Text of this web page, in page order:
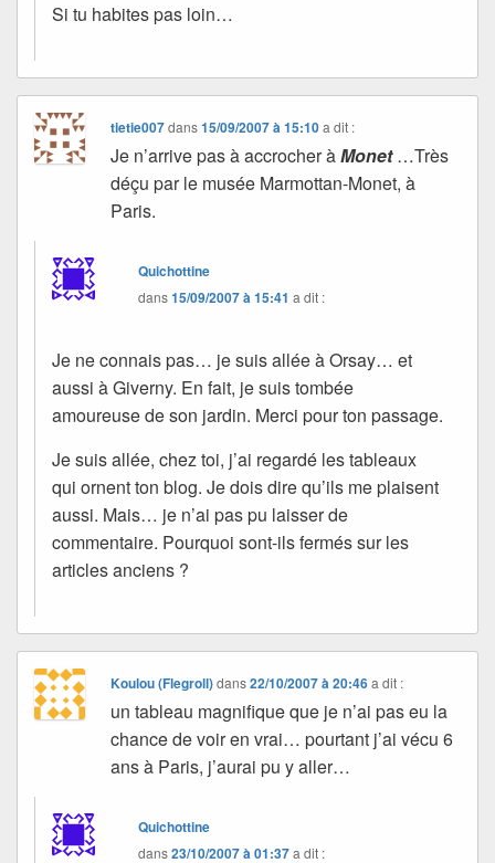
Si tu habites pas loin…
tietie007dans15/09/2007 à 15:10 a dit :
Je n’arrive pas à accrocher àMonet…Très
déçu par le musée Marmottan-Monet, à
Paris.
Quichottine
dans15/09/2007 à 15:41 a dit :
Je ne connais pas… je suis allée à Orsay… et
aussi à Giverny. En fait, je suis tombée
amoureuse de son jardin. Merci pour ton passage.
Je suis allée, chez toi, j’ai regardé les tableaux
qui ornent ton blog. Je dois dire qu’ils me plaisent
aussi. Mais… je n’ai pas pu laisser de
commentaire. Pourquoi sont-ils fermés sur les
articles anciens ?
Koulou (Flegroll)dans22/10/2007 à 20:46 a dit :
un tableau magnifique que je n’ai pas eu la
chance de voir en vrai… pourtant j’ai vécu 6
ans à Paris, j’aurai pu y aller…
Quichottine
dans23/10/2007 à 01:37a dit :